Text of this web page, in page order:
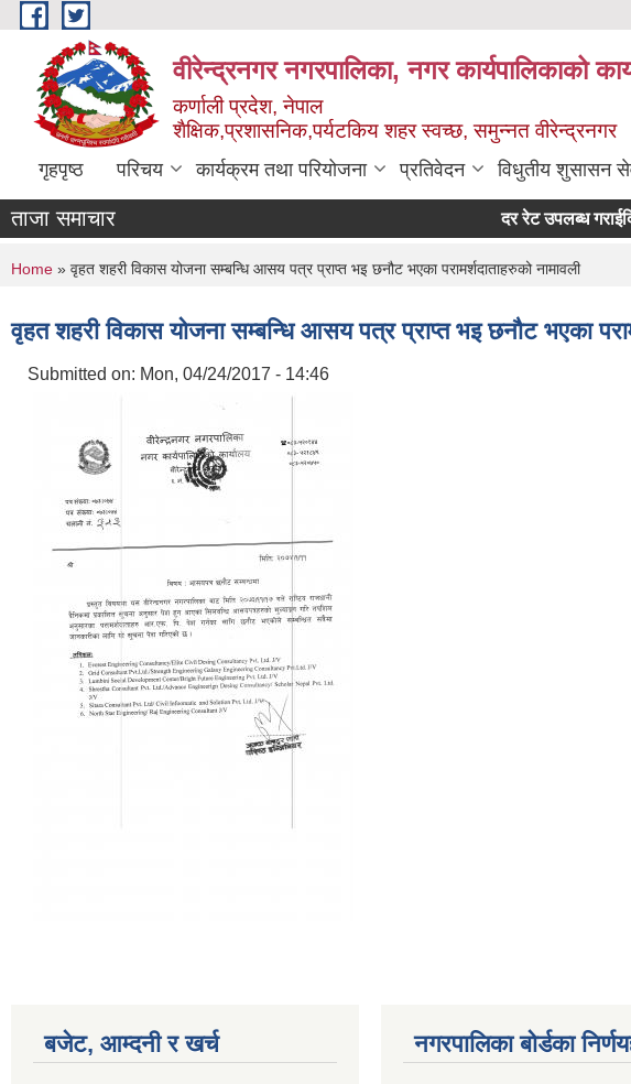
Skip to main content
वीरेन्द्रनगर नगरपालिका, नगर कार्यपालिकाको
कर्णाली प्रदेश, नेपाल
शैक्षिक,प्रशासनिक,पर्यटकिय शहर स्वच्छ, समुन्नत वीरेन्द्रनगर
गृहपृष्ठ परिचय कार्यक्रम तथा परियोजना प्रतिवेदन विधुतीय शुसासन
ताजा समाचार दर रेट उपलब्ध गराईदिने
You are here
Home » वृहत शहरी विकास योजना सम्बन्धि आसय पत्र प्राप्त भइ छनौट भएका परामर्शदाताहरुको नामावली
वृहत शहरी विकास योजना सम्बन्धि आसय पत्र प्राप्त भइ छनौट भएका
Submitted on: Mon, 04/24/2017 - 14:46
बजेट, आम्दनी र खर्च नगरपालिका बोर्डका